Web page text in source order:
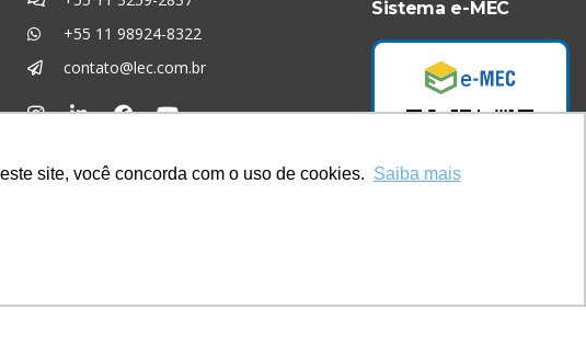
site, você concorda com o uso de cookies. Saiba mais
+55 11 98924-8322
contato@lec.com.br
Sistema e-MEC